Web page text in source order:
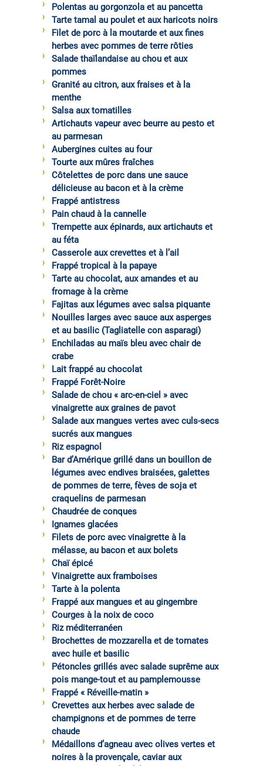
Polentas au gorgonzola et au pancetta
Tarte tamal au poulet et aux haricots noirs
Filet de porc à la moutarde et aux fines
herbes avec pommes de terre rôties
Salade thaïlandaise au chou et aux
pommes
Granité au citron, aux fraises et à la
menthe
Salsa aux tomatilles
Artichauts vapeur avec beurre au pesto et
au parmesan
Aubergines cuites au four
Tourte aux mûres fraîches
Côtelettes de porc dans une sauce
délicieuse au bacon et à la crème
Frappé antistress
Pain chaud à la cannelle
Trempette aux épinards, aux artichauts et
au féta
Casserole aux crevettes et à l’ail
Frappé tropical à la papaye
Tarte au chocolat, aux amandes et au
fromage à la crème
Fajitas aux légumes avec salsa piquante
Nouilles larges avec sauce aux asperges
et au basilic (Tagliatelle con asparagi)
Enchiladas au maïs bleu avec chair de
crabe
Lait frappé au chocolat
Frappé Forêt-Noire
Salade de chou « arc-en-ciel » avec
vinaigrette aux graines de pavot
Salade aux mangues vertes avec culs-secs
sucrés aux mangues
Riz espagnol
Bar d’Amérique grillé dans un bouillon de
légumes avec endives braisées, galettes
de pommes de terre, fèves de soja et
craquelins de parmesan
Chaudrée de conques
Ignames glacées
Filets de porc avec vinaigrette à la
mélasse, au bacon et aux bolets
Chaï épicé
Vinaigrette aux framboises
Tarte à la polenta
Frappé aux mangues et au gingembre
Courges à la noix de coco
Riz méditerranéen
Brochettes de mozzarella et de tomates
avec huile et basilic
Pétoncles grillés avec salade suprême aux
pois mange-tout et au pamplemousse
Frappé « Réveille-matin »
Crevettes aux herbes avec salade de
champignons et de pommes de terre
chaude
Médaillons d’agneau avec olives vertes et
noires à la provençale, caviar aux